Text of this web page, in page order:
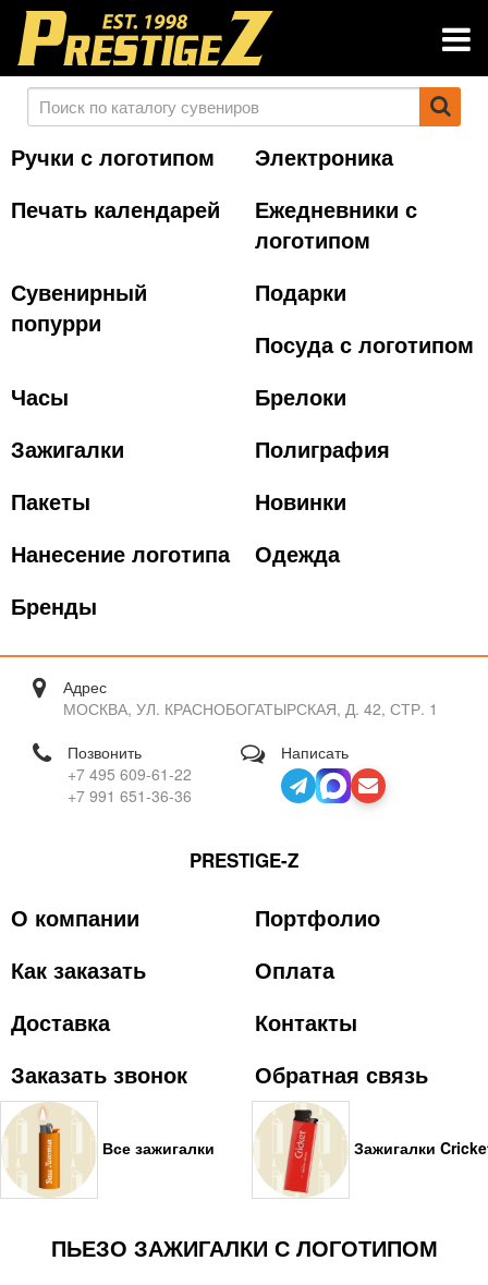
Ручки с логотипом
Электроника
Печать календарей
Ежедневники с
логотипом
Сувенирный
попурри
Подарки
Посуда с логотипом
Часы
Брелоки
Зажигалки
Полиграфия
Пакеты
Новинки
Нанесение логотипа
Одежда
Бренды
Адрес
МОСКВА, УЛ. КРАСНОБОГАТЫРСКАЯ, Д. 42, СТР. 1
Позвонить
+7 495 609-61-22
+7 991 651-36-36
Написать
PRESTIGE-Z
О компании
Портфолио
Как заказать
Оплата
Доставка
Контакты
Заказать звонок
Обратная связь
Все зажигалки Зажигалки
ПЬЕЗО ЗАЖИГАЛКИ С ЛОГОТИПОМ